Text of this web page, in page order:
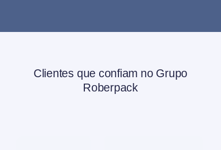
Clientes que confiam no Grupo
Roberpack